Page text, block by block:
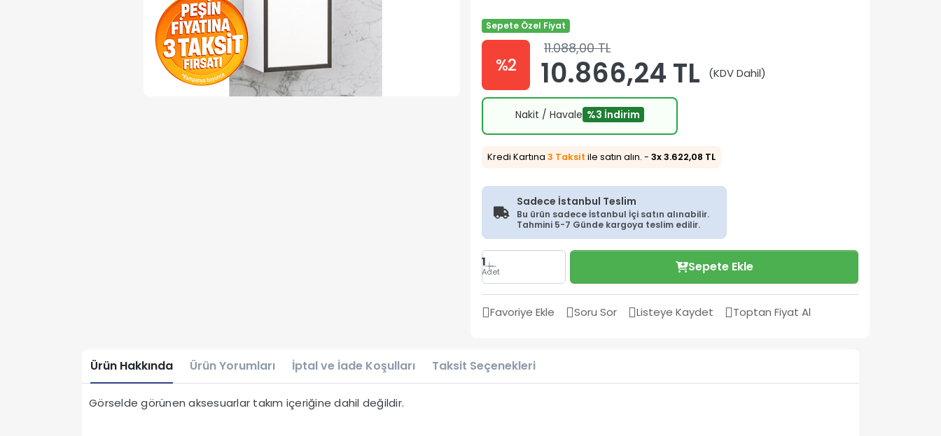
Sepete Özel Fiyat
%2
11.088,00 TL
10.866,24 TL (KDV Dahil)
Nakit / Havale %3 İndirim
Kredi Kartına 3 Taksit ile satın alın. - 3x 3.622,08 TL
Sadece İstanbul Teslim
Bu ürün sadece İstanbul İçi satın alınabilir.
Tahmini 5-7 Günde kargoya teslim edilir.
1
Adet Sepete Ekle
Favoriye Ekle Soru Sor Listeye Kaydet Toptan Fiyat Al
Ürün Hakkında Ürün Yorumları İptal ve İade Koşulları Taksit Seçenekleri
Görselde görünen aksesuarlar takım içeriğine dahil değildir.